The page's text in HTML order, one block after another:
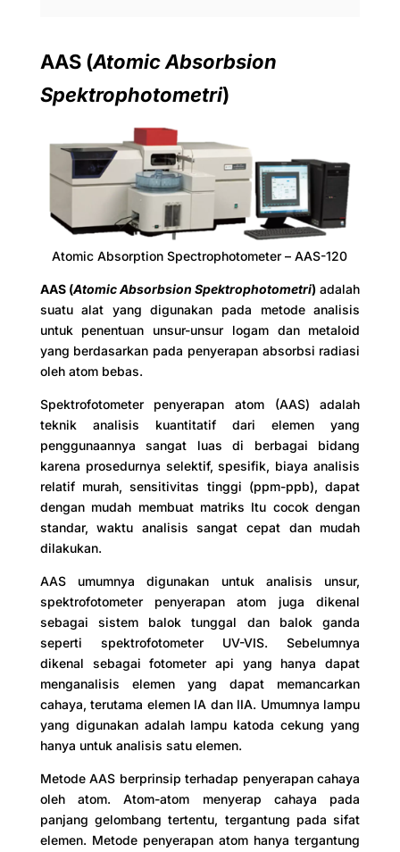
AAS (Atomic Absorbsion
Spektrophotometri)
Atomic Absorption Spectrophotometer – AAS-120
AAS (Atomic Absorbsion Spektrophotometri) adalah
suatu alat yang digunakan pada metode analisis
untuk penentuan unsur-unsur logam dan metaloid
yang berdasarkan pada penyerapan absorbsi radiasi
oleh atom bebas.
Spektrofotometer penyerapan atom (AAS) adalah
teknik analisis kuantitatif dari elemen yang
penggunaannya sangat luas di berbagai bidang
karena prosedurnya selektif, spesifik, biaya analisis
relatif murah, sensitivitas tinggi (ppm-ppb), dapat
dengan mudah membuat matriks Itu cocok dengan
standar, waktu analisis sangat cepat dan mudah
dilakukan.
AAS umumnya digunakan untuk analisis unsur,
spektrofotometer penyerapan atom juga dikenal
sebagai sistem balok tunggal dan balok ganda
seperti spektrofotometer UV-VIS. Sebelumnya
dikenal sebagai fotometer api yang hanya dapat
menganalisis elemen yang dapat memancarkan
cahaya, terutama elemen IA dan IIA. Umumnya lampu
yang digunakan adalah lampu katoda cekung yang
hanya untuk analisis satu elemen.
Metode AAS berprinsip terhadap penyerapan cahaya
oleh atom. Atom-atom menyerap cahaya pada
panjang gelombang tertentu, tergantung pada sifat
elemen. Metode penyerapan atom hanya tergantung